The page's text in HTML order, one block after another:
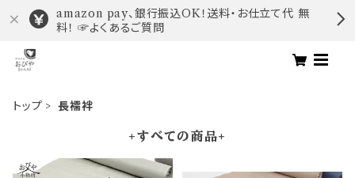
amazon pay、銀行振込OK！送料・お仕立て代 無
料！ ☞よくあるご質問
トップ 長襦袢
+すべての商品+